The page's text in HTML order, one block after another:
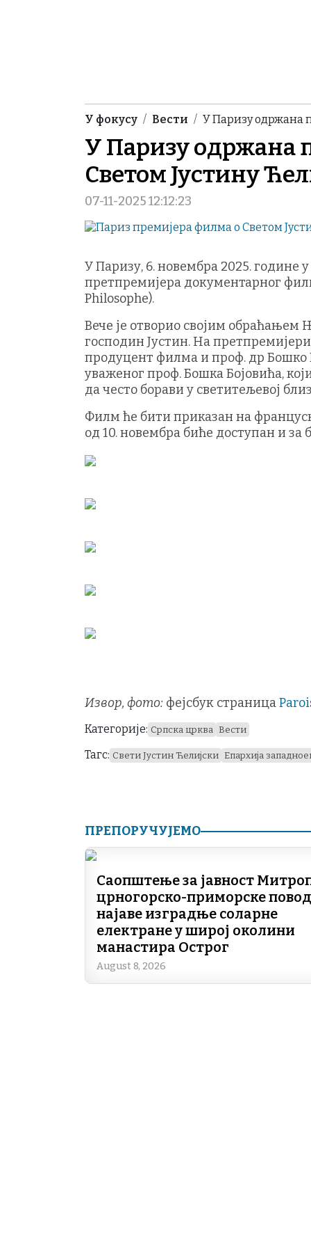
Breadcrumb
У фокусу Вести У Паризу одржана
У Паризу одржана
Светом Јустину
07-11-2025 12:12:23
У Паризу, 6. новембра 2025. године
претпремијера документарног
Philosophe).
Вече је отворио својим
господин Јустин. На
продуцент филма и проф. др Бошко
уваженог проф. Бошка Бојовића,
да често борави у светитељевој
Филм ће бити приказан на
од 10. новембра биће доступан и
Извор, фото: фејсбук страница
Категорије: Српска црква Вести
Тагс: Свети Јустин Ћелијски Епархија
ПРЕПОРУЧУЈЕМО
Саопштење за јавност
црногорско-приморске
најаве изградње соларне
електране у широј околини
манастира Острог
August 8, 2026